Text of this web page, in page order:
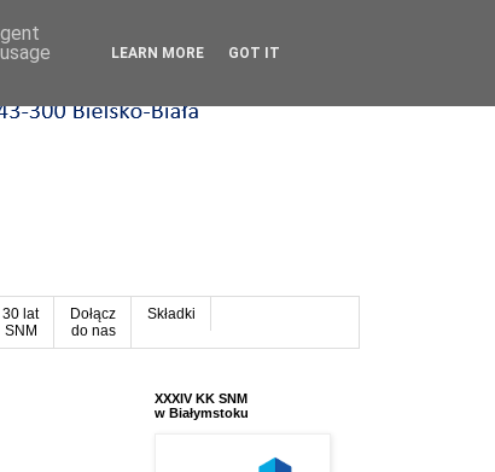
30 lat
SNM
Dołącz
do nas
Składki
XXXIV KK SNM
w Białymstoku
LEARN MORE GOT IT